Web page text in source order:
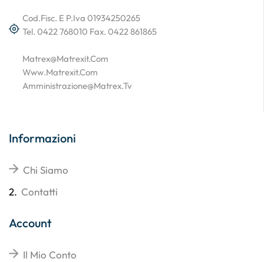
Cod.Fisc. E P.Iva 01934250265
Tel. 0422 768010 Fax. 0422 861865
Matrex@matrexit.com
Www.matrexit.com
Amministrazione@matrex.tv
Informazioni
Chi Siamo
2. Contatti
Account
Il Mio Conto